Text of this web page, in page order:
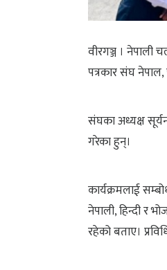
वीरगञ्ज । नेपाली
पत्रकार संघ
संघका अध्यक्ष
गरेका हुन्।
कार्यक्रमलाई
नेपाली, हिन्दी र
रहेको बताए।